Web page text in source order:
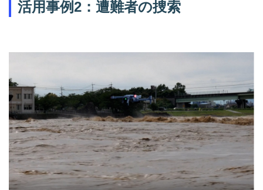
活用事例2：遭難者の捜索